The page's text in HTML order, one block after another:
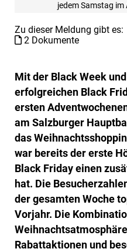
jedem Samstag
Zu dieser Meldung gibt es:
2 Dokumente
Mit der Black Week
erfolgreichen Black
ersten
am Salzburger
das
war bereits der erste
Black Friday einen
hat. Die
der gesamten Woche
Vorjahr. Die
Rabattaktionen und